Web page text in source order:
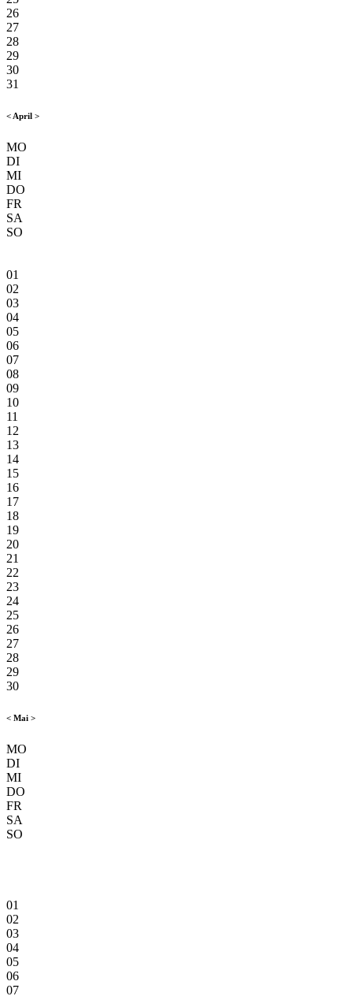
26
27
28
29
30
31
< April >
MO
DI
MI
DO
FR
SA
SO
01
02
03
04
05
06
07
08
09
10
11
12
13
14
15
16
17
18
19
20
21
22
23
24
25
26
27
28
29
30
< Mai >
MO
DI
MI
DO
FR
SA
SO
01
02
03
04
05
06
07